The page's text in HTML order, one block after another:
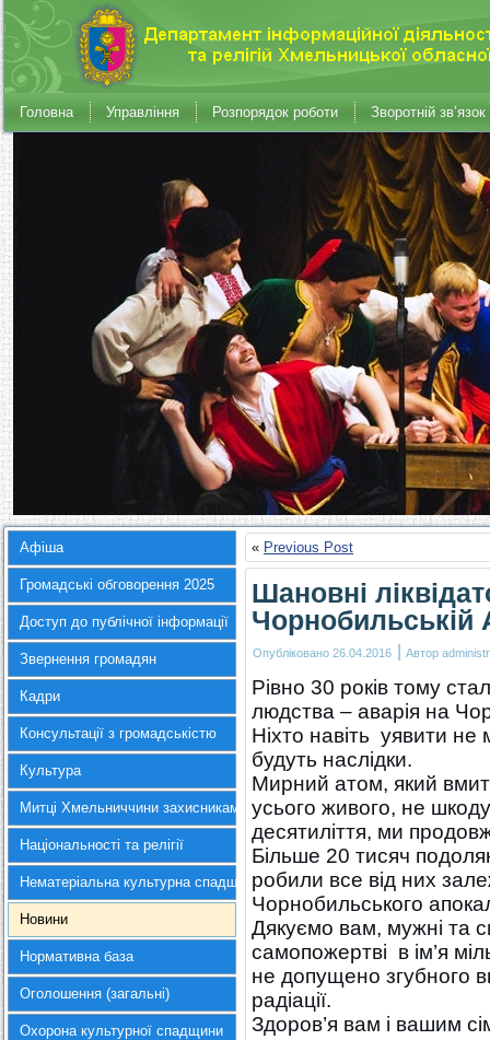
Головна Управління Розпорядок роботи Зворотній зв’язок
Афіша
Громадські обговорення 2025
Доступ до публічної інформації
Звернення громадян
Кадри
Консультації з громадськістю
Культура
Митці Хмельниччини захисникам України
Національності та релігії
Нематеріальна культурна спадщина
Новини
Нормативна база
Оголошення (загальні)
Охорона культурної спадщини
« Previous Post
Шановні
Чорнобильській
Опубліковано 26.04.2016 | Автор
Рівно 30 років тому
людства – аварія на
Ніхто навіть уявити не
будуть наслідки.
Мирний атом, який
усього живого, не
десятиліття, ми
Більше 20 тисяч
робили все від них
Чорнобильського
Дякуємо вам, мужні та
самопожертві в ім’я
не допущено згубного
радіації.
Здоров’я вам і вашим